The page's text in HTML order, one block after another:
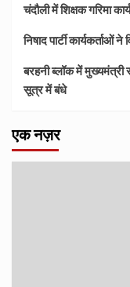
चंदौली में शिक्षक गरिमा
निषाद पार्टी कार्यकर्ताओं
बरहनी ब्लॉक में मुख्यमंत्री
सूत्र में बंधे
एक नज़र